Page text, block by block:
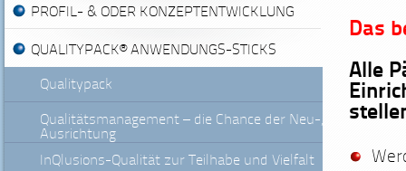
PROFIL- & ODER KONZEPTENTWICKLUNG
QUALITYPACK® ANWENDUNGS-STICKS
Qualitypack
Qualitätsmanagement – die Chance der Neu-,
Ausrichtung
InQlusions-Qualität zur Teilhabe und Vielfalt
Das
Alle